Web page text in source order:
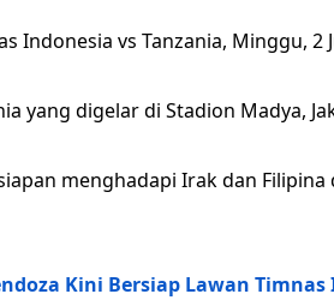
Indonesia vs Tanzania, Minggu, 2
yang digelar di Stadion Madya,
menghadapi Irak dan Filipina
Kini Bersiap Lawan